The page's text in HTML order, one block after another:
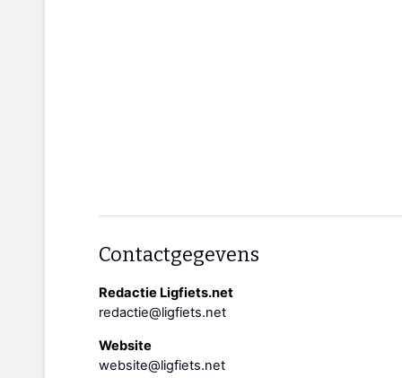
Contactgegevens
Redactie Ligfiets.net
redactie@ligfiets.net
Website
website@ligfiets.net